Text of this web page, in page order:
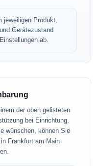
jeweiligen Produkt,
Gerätezustand
ab.
der oben gelisteten
bei Einrichtung,
wünschen, können Sie
Frankfurt am Main